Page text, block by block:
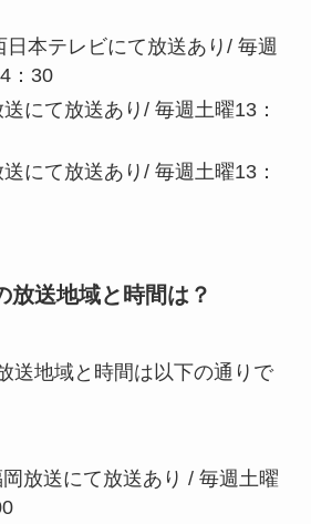
日本テレビにて放送あり/ 毎週
：30
にて放送あり/ 毎週土曜13：
にて放送あり/ 毎週土曜13：
放送地域と時間は？
送地域と時間は以下の通りで
放送にて放送あり / 毎週土曜